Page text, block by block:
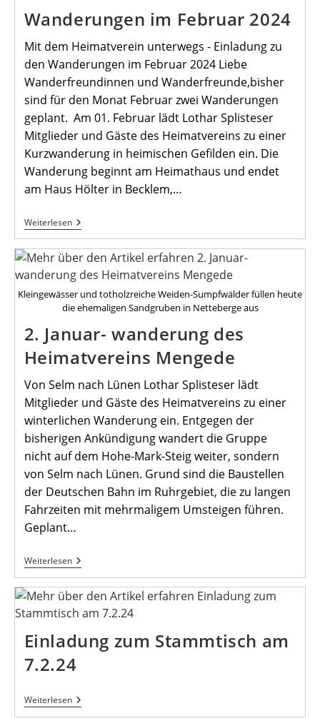
Wanderungen im Februar 2024
Mit dem Heimatverein unterwegs - Einladung zu
den Wanderungen im Februar 2024 Liebe
Wanderfreundinnen und Wanderfreunde,bisher
sind für den Monat Februar zwei Wanderungen
geplant. Am 01. Februar lädt Lothar Splisteser
Mitglieder und Gäste des Heimatvereins zu einer
Kurzwanderung in heimischen Gefilden ein. Die
Wanderung beginnt am Heimathaus und endet
am Haus Hölter in Becklem,…
WeiterlesenWanderungen
Im
Februar
2024
Kleingewässer und totholzreiche Weiden-Sumpfwälder füllen heute
die ehemaligen Sandgruben in Netteberge aus
2. Januar- wanderung des
Heimatvereins Mengede
Von Selm nach Lünen Lothar Splisteser lädt
Mitglieder und Gäste des Heimatvereins zu einer
winterlichen Wanderung ein. Entgegen der
bisherigen Ankündigung wandert die Gruppe
nicht auf dem Hohe-Mark-Steig weiter, sondern
von Selm nach Lünen. Grund sind die Baustellen
der Deutschen Bahn im Ruhrgebiet, die zu langen
Fahrzeiten mit mehrmaligem Umsteigen führen.
Geplant…
Weiterlesen2.
Januar-
Wanderung
Des
Heimatvereins
Mengede
Einladung zum Stammtisch am
7.2.24
WeiterlesenEinladung
Zum